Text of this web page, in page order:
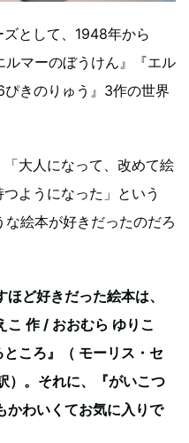
ズとして、1948年から
ルマーのぼうけん』『エル
きのりゅう』3作の世界
大人になって、改めて絵
ようになった」という
絵本が好きだったのだろ
ど好きだった絵本は、
こ 作 / おおむら ゆりこ
ころ』（ モーリス・セ
）。それに、『がいこつ
かわいくてお気に入りで